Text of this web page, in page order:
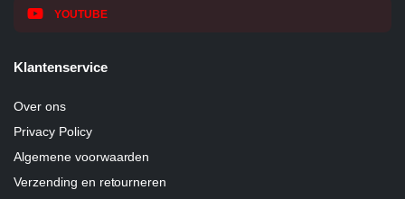
YOUTUBE
Klantenservice
Over ons
Privacy Policy
Algemene voorwaarden
Verzending en retourneren